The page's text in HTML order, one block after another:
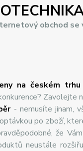
obchod se
na českém trhu
Zavolejte
ěr- nemusíte jinam,
po zboží,
že
neustále